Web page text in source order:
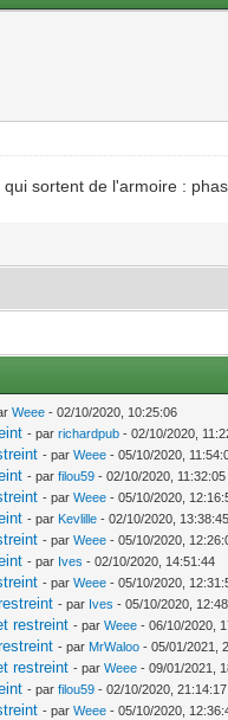
sortent de l'armoire :
Weee - 02/10/2020, 10:25:06
- parrichardpub - 02/10/2020,
- parWeee - 05/10/2020,
- parfilou59 - 02/10/2020, 11:32:05
- parWeee - 05/10/2020,
- par Kevlille - 02/10/2020, 13:38:45
- parWeee - 05/10/2020,
- par Ives - 02/10/2020, 14:51:44
- parWeee - 05/10/2020,
- par Ives - 05/10/2020,
restreint - parWeee - 06/10/2020,
- par MrWaloo - 05/01/2021,
restreint - parWeee - 09/01/2021,
- parfilou59 - 02/10/2020, 21:14:17
- parWeee - 05/10/2020,